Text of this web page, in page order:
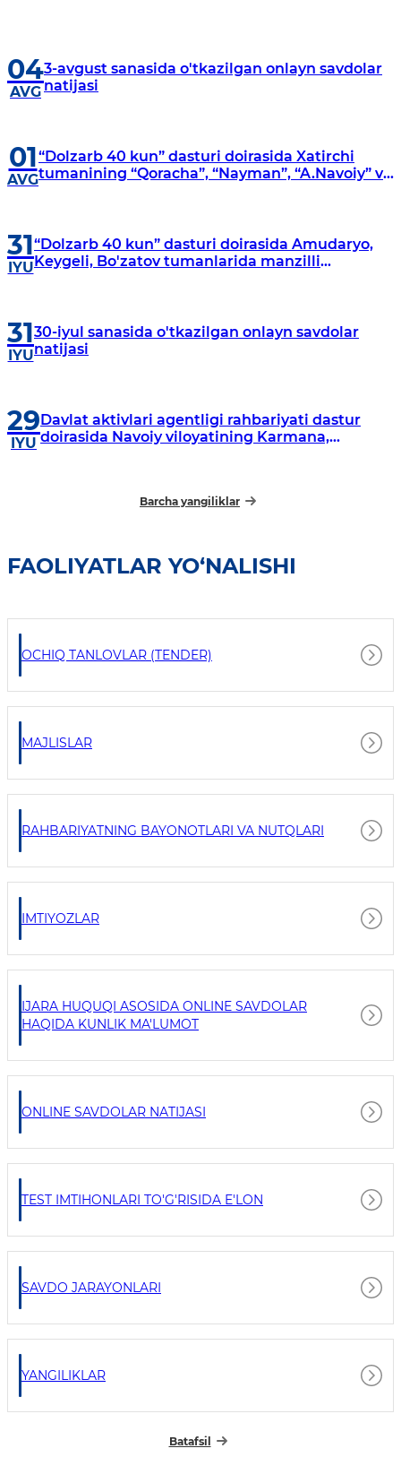
04
AVG
3-avgust sanasida o'tkazilgan onlayn savdolar
natijasi
01
AVG
“Dolzarb 40 kun” dasturi doirasida Xatirchi
tumanining “Qoracha”, “Nayman”, “A.Navoiy” va
31
IYU
“Dolzarb 40 kun” dasturi doirasida Amudaryo,
Keygeli, Bo'zatov tumanlarida manzilli
31
IYU
30-iyul sanasida o'tkazilgan onlayn savdolar
natijasi
29
IYU
Davlat aktivlari agentligi rahbariyati dastur
doirasida Navoiy viloyatining Karmana,
Barcha yangiliklar
FAOLIYATLAR YO‘NALISHI
OCHIQ TANLOVLAR (TENDER)
MAJLISLAR
RAHBARIYATNING BAYONOTLARI VA NUTQLARI
IMTIYOZLAR
IJARA HUQUQI ASOSIDA ONLINE SAVDOLAR
HAQIDA KUNLIK MA'LUMOT
ONLINE SAVDOLAR NATIJASI
TEST IMTIHONLARI TO'G'RISIDA E'LON
SAVDO JARAYONLARI
YANGILIKLAR
Batafsil